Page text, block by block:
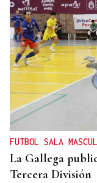
FUTBOL SALA
La Gallega
Tercera División